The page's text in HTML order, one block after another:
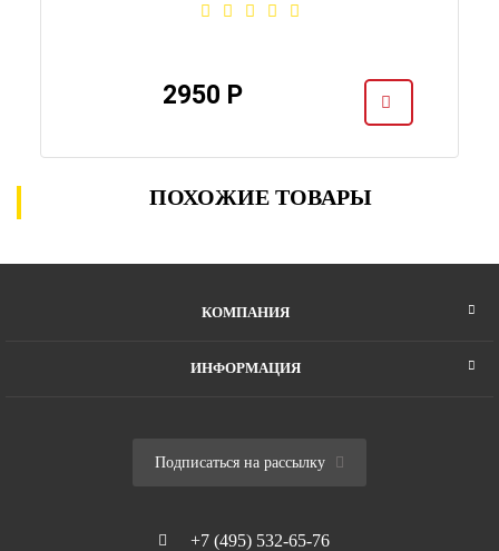
2950 Р
ПОХОЖИЕ ТОВАРЫ
КОМПАНИЯ
ИНФОРМАЦИЯ
Подписаться на рассылку
+7 (495) 532-65-76